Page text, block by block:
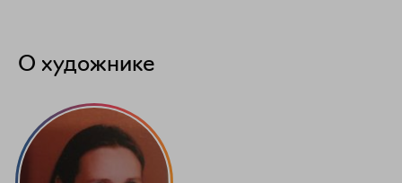
О художнике